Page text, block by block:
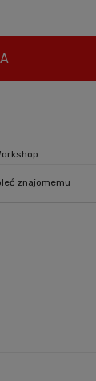
znajomemu